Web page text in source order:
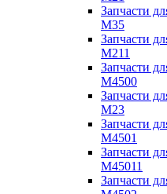
Запчасти
M35
Запчасти
M211
Запчасти
M4500
Запчасти
M23
Запчасти
M4501
Запчасти
M45011
Запчасти